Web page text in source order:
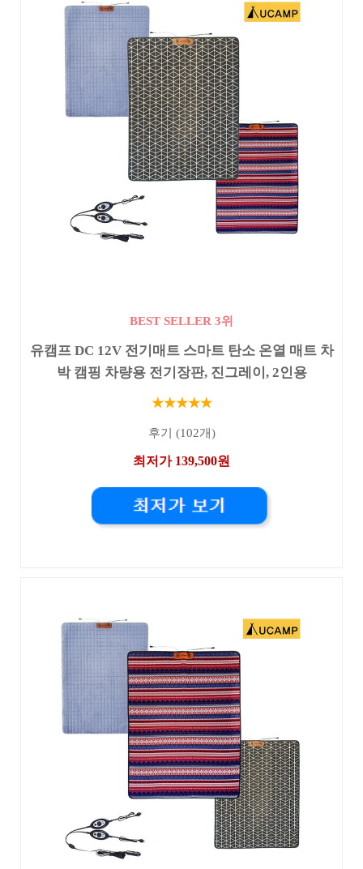
BEST SELLER 3위
유캠프 DC 12V 전기매트 스마트 탄소 온열 매트 차
박 캠핑 차량용 전기장판, 진그레이, 2인용
★★★★★
후기 (102개)
최저가 139,500원